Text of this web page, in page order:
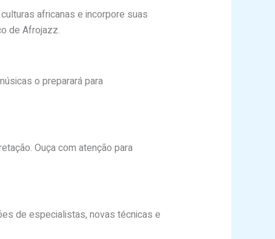
africanas e incorpore suas
de Afrojazz.
o preparará para
Ouça com atenção para
de especialistas, novas técnicas e